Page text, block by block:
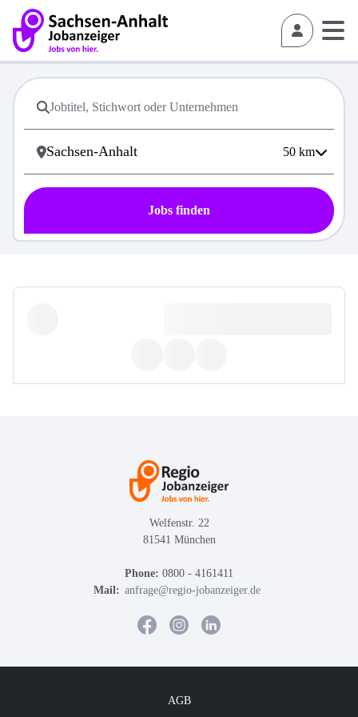
50 km
Jobs finden
Welfenstr. 22
81541 München
Phone: 0800 - 4161411
Mail: anfrage@regio-jobanzeiger.de
AGB